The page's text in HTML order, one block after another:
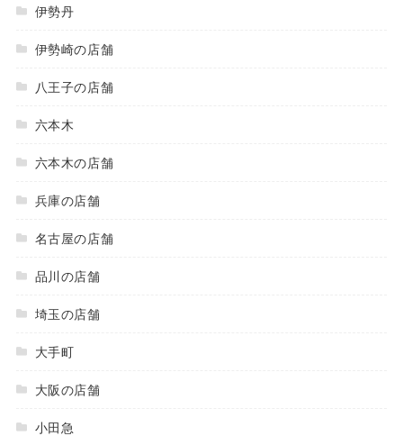
伊勢丹
伊勢崎の店舗
八王子の店舗
六本木
六本木の店舗
兵庫の店舗
名古屋の店舗
品川の店舗
埼玉の店舗
大手町
大阪の店舗
小田急